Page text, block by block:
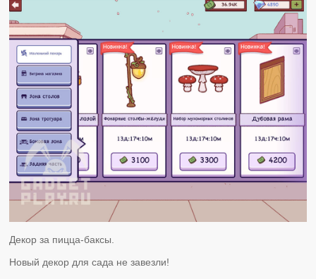
Декор за пицца-баксы.
Новый декор для сада не завезли!